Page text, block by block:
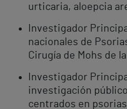
urticaria, aloepcia
Investigador
nacionales de
Cirugía de Mohs de la
Investigador
investigación
centrados en